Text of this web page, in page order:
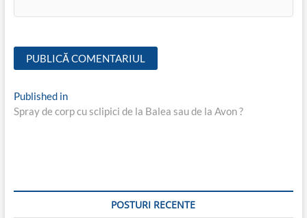
Navigare
în
Published in
Spray de corp cu sclipici de la Balea sau de la Avon ?
POSTURI RECENTE